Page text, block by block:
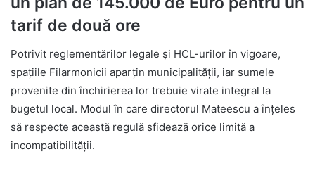
tarif de două ore
Potrivit reglementărilor legale și HCL-urilor în vigoare,
spațiile Filarmonicii aparțin municipalității, iar sumele
provenite din închirierea lor trebuie virate integral la
bugetul local. Modul în care directorul Mateescu a înțeles
să respecte această regulă sfidează orice limită a
incompatibilității.